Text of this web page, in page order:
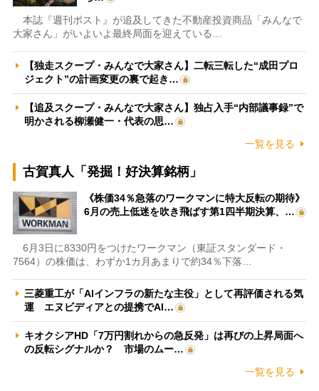
本誌『週刊ポスト』が追及してきた不動産投資商品「みんなで
大家さん」がいよいよ最終局面を迎えている…
【独走スクープ・みんなで大家さん】二転三転した“成田プロ
ジェクト”の計画変更の裏で起き…
【追及スクープ・みんなで大家さん】独占入手“内部議事録”で
明かされる柳瀬健一・代表の思…
一覧を見る
古賀真人「発掘！好決算銘柄」
《株価34％急落のワークマンに特大反転の期待》
6月の売上低迷を吹き飛ばす第1四半期決算、…
6月3日に8330円をつけたワークマン（東証スタンダード・
7564）の株価は、わずか1カ月あまりで約34％下落…
三菱重工が「AIインフラの新たな主役」として再評価される気
運 エヌビディアとの提携でAI…
キオクシアHD「7万円割れからの急反発」は再びの上昇局面へ
の反転シグナルか？ 市場のムー…
一覧を見る